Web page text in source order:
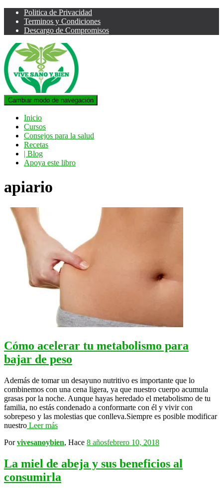
Politica de Privacidad
Terminos y Condiciones
Descargo de Compromisos
Cambiar modo de navegación
Inicio
Cursos
Consejos para la salud
Recetas
| Blog
Apoya este libro
apiario
Cómo acelerar tu metabolismo para
bajar de peso
Además de tomar un desayuno nutritivo es importante que lo
combinemos con una cena ligera, ya que nuestro cuerpo acumula
grasas por la noche. Aunque hayas heredado el metabolismo de tu
familia, no estás condenado a conformarte con él y vivir con
sobrepeso y las molestias que conlleva.Siempre es posible modificar
nuestro Leer más
Porvivesanoybien, Hace 8 añosfebrero 10, 2018
La miel de abeja y sus beneficios al
consumirla